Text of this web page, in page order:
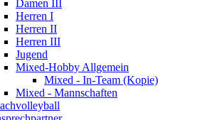
Damen III
Herren I
Herren II
Herren III
Jugend
Mixed-Hobby Allgemein
Mixed - In-Team (Kopie)
Mixed - Mannschaften